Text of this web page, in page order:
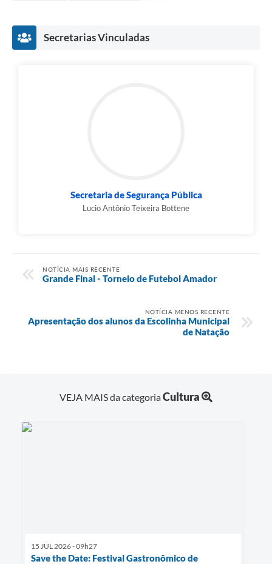
Secretarias Vinculadas
Secretaria de Segurança Pública
Lucio Antônio Teixeira Bottene
NOTÍCIA MAIS RECENTE
Grande Final - Torneio de Futebol Amador
NOTÍCIA MENOS RECENTE
Apresentação dos alunos da Escolinha Municipal
de Natação
VEJA MAIS da categoriaCultura
15 JUL 2026 - 09h27
Save the Date: Festival Gastronômico de